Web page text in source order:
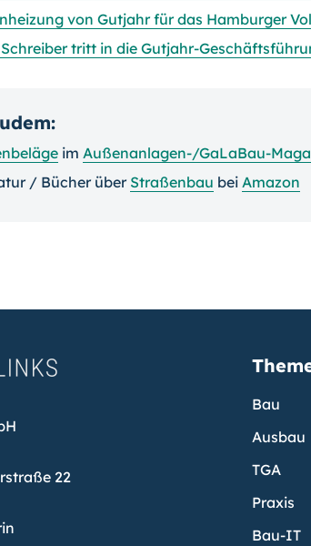
von Gutjahr für das Hamburger
tritt in die Gutjahr-
im Außenanlagen-/GaLaBau-
/ Bücher über Straßenbau bei Amazon
22
Bau
Ausbau
TGA
Praxis
Bau-IT